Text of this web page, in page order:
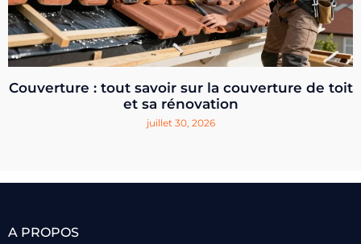
Couverture : tout savoir sur la couverture de toit
et sa rénovation
juillet 30, 2026
A PROPOS